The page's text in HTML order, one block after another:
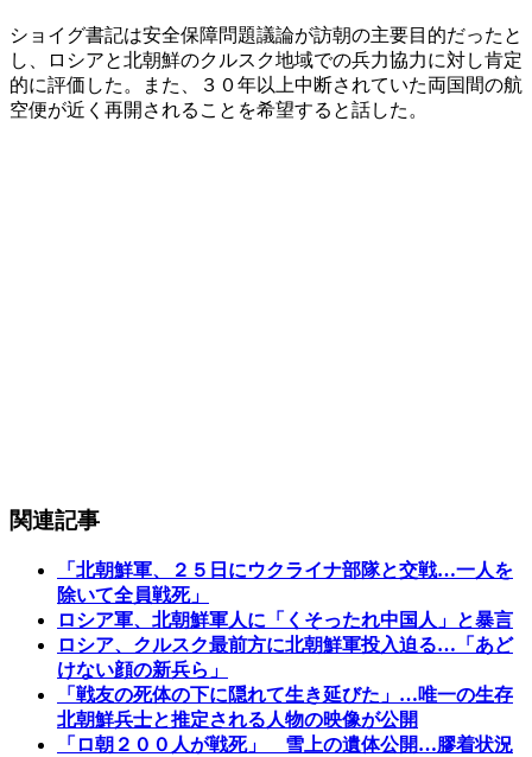
ショイグ書記は安全保障問題議論が訪朝の主要目的だったと
し、ロシアと北朝鮮のクルスク地域での兵力協力に対し肯定
的に評価した。また、３０年以上中断されていた両国間の航
空便が近く再開されることを希望すると話した。
関連記事
「北朝鮮軍、２５日にウクライナ部隊と交戦…一人を
除いて全員戦死」
ロシア軍、北朝鮮軍人に「くそったれ中国人」と暴言
ロシア、クルスク最前方に北朝鮮軍投入迫る…「あど
けない顔の新兵ら」
「戦友の死体の下に隠れて生き延びた」…唯一の生存
北朝鮮兵士と推定される人物の映像が公開
「ロ朝２００人が戦死」 雪上の遺体公開…膠着状況